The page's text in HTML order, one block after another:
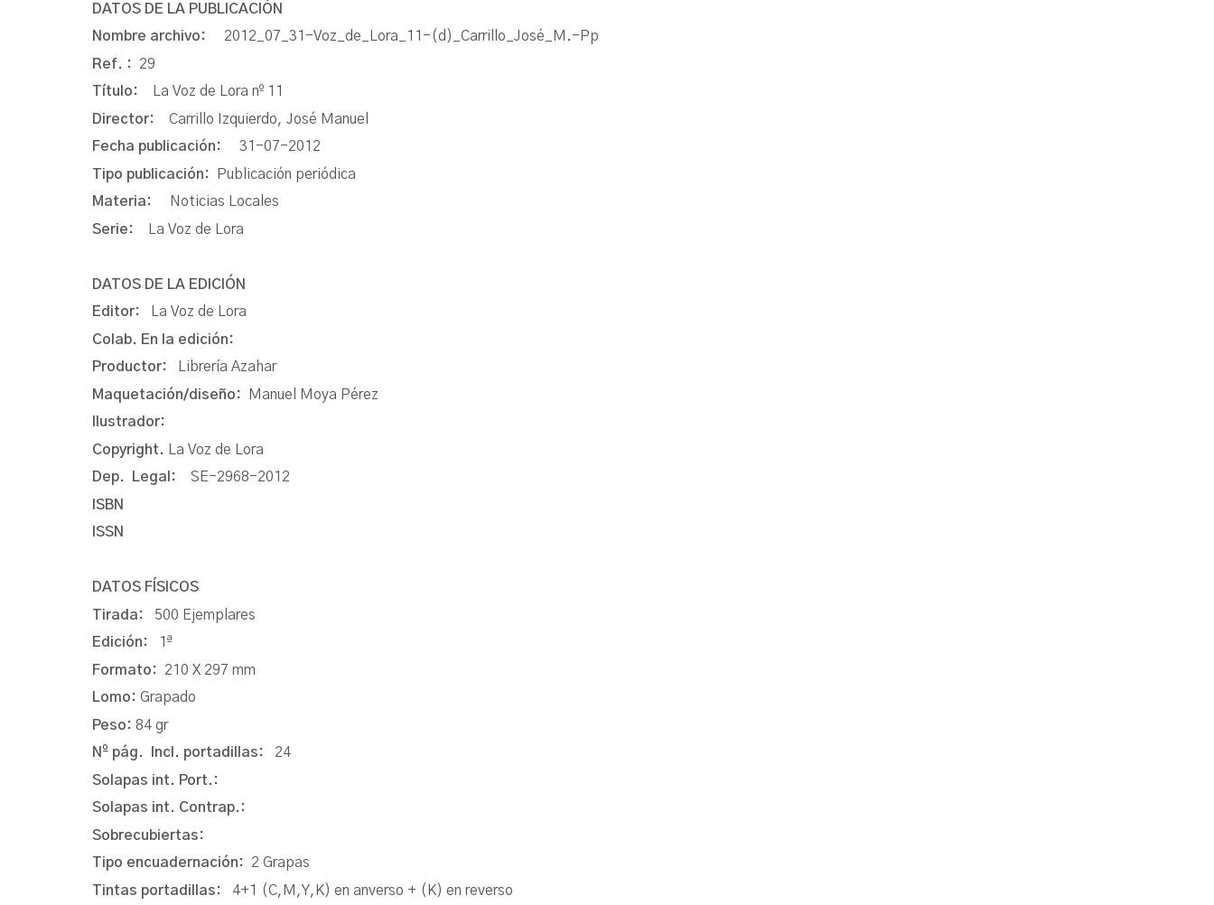
DATOS DE LA PUBLICACIÓN
Nombre archivo: 2012_07_31-Voz_de_Lora_11-(d)_Carrillo_José_M.-Pp
Ref. : 29
Título:
La Voz de Lora nº 11
Director: Carrillo Izquierdo, José Manuel
Fecha publicación: 31-07-2012
Tipo publicación:
Publicación periódica
Materia:
Noticias Locales
Serie:
La Voz de Lora
DATOS DE LA EDICIÓN
Editor:
La Voz de Lora
Colab. En la edición:
Productor:
Librería Azahar
Maquetación/diseño:
Manuel Moya Pérez
Ilustrador:
Copyright.
La Voz de Lora
Dep. Legal: SE-2968-2012
ISBN
ISSN
DATOS FÍSICOS
Tirada: 500 Ejemplares
Edición:
1ª
Formato: 210 X 297 mm
Lomo: Grapado
Peso: 84 gr
Nº pág. Incl. portadillas: 24
Solapas int. Port.:
Solapas int. Contrap.:
Sobrecubiertas:
Tipo encuadernación: 2 Grapas
Tintas portadillas: 4+1 (C,M,Y,K) en anverso + (K) en reverso